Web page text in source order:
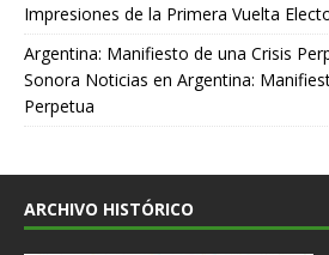
Impresiones de la Primera Vuelta
Argentina: Manifiesto de una Crisis
Sonora Noticias en Argentina:
Perpetua
ARCHIVO HISTÓRICO